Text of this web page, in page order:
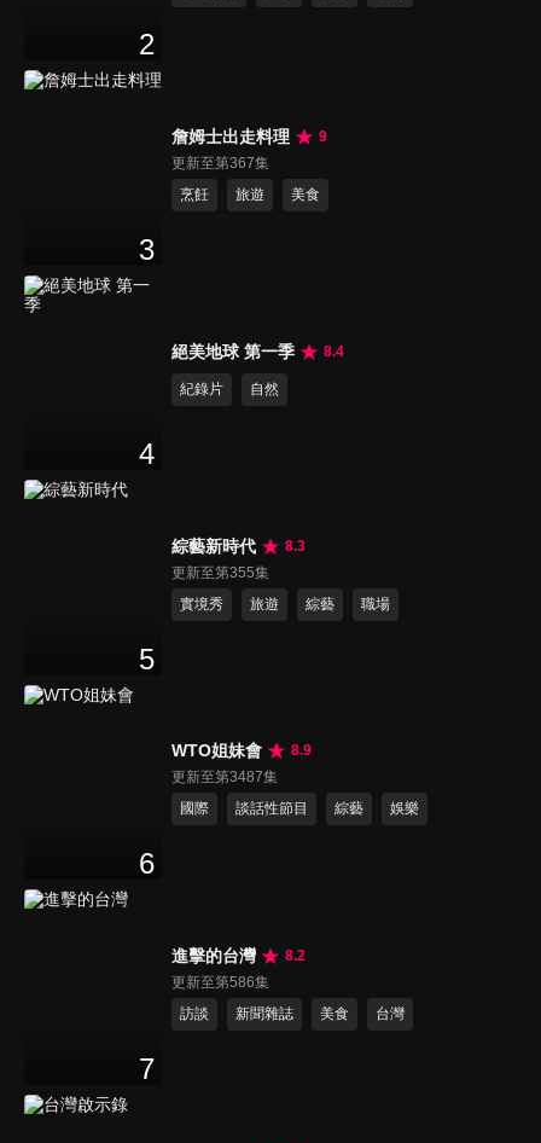
2
3
詹姆士出走料理
9
更新至第367集
烹飪
旅遊 美食
4
絕美地球 第一季 8.4
紀錄片 自然
5
綜藝新時代
8.3
更新至第355集
實境秀
旅遊 綜藝 職場
6
WTO姐妹會
8.9
更新至第3487集
國際
談話性節目 綜藝 娛樂
7
進擊的台灣
8.2
更新至第586集
訪談
新聞雜誌 美食 台灣